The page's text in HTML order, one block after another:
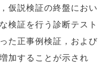
仮説検証の終盤におい
検証を行う診断テスト
た正事例検証，および
加することが示され